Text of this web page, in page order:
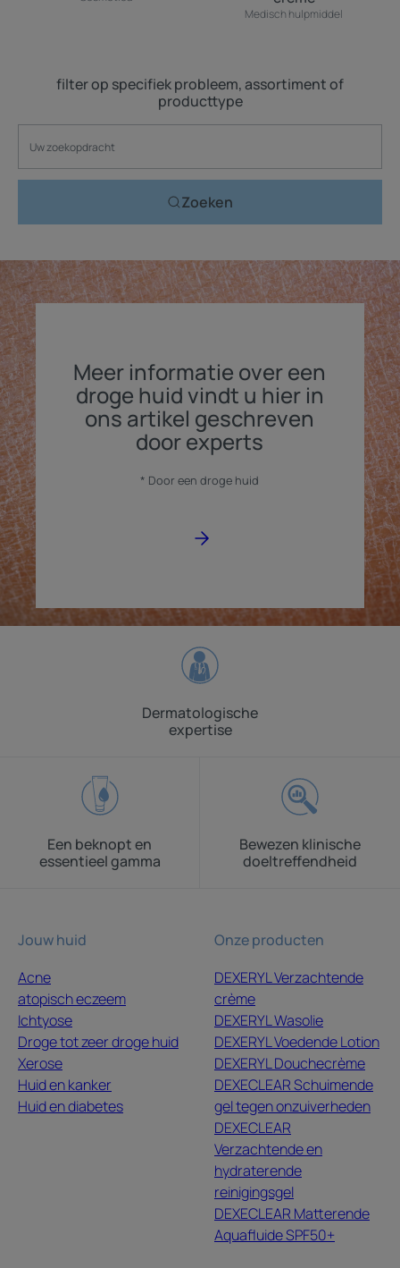
Medisch hulpmiddel
filter op specifiek probleem, assortiment of
producttype
Zoeken
Meer informatie over een
droge huid vindt u hier in
ons artikel geschreven
door experts
* Door een droge huid
Dermatologische
expertise
Een beknopt en
essentieel gamma
Bewezen klinische
doeltreffendheid
Jouw huid
Acne
atopisch eczeem
Ichtyose
Droge tot zeer droge huid
Xerose
Huid en kanker
Huid en diabetes
Onze producten
DEXERYL Verzachtende
crème
DEXERYL Wasolie
DEXERYL Voedende Lotion
DEXERYL Douchecrème
DEXECLEAR Schuimende
gel tegen onzuiverheden
DEXECLEAR
Verzachtende en
hydraterende
reinigingsgel
DEXECLEAR Matterende
Aquafluide SPF50+